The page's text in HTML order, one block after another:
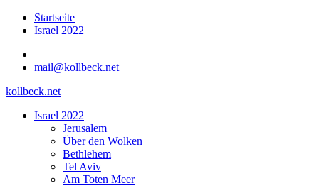
Zum
Inhalt
Startseite
Israel 2022
mail@kollbeck.net
kollbeck.net
Israel 2022
Jerusalem
Über den Wolken
Bethlehem
Tel Aviv
Am Toten Meer